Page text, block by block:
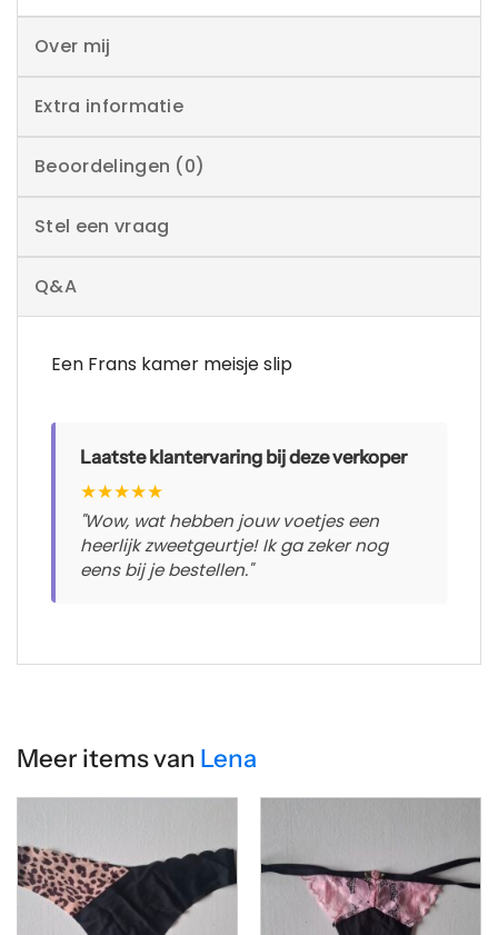
Over mij
Extra informatie
Beoordelingen (0)
Stel een vraag
Q&A
Een Frans kamer meisje slip
Laatste klantervaring bij deze verkoper
★★★★★
"Wow, wat hebben jouw voetjes een
heerlijk zweetgeurtje! Ik ga zeker nog
eens bij je bestellen."
Meer items van Lena